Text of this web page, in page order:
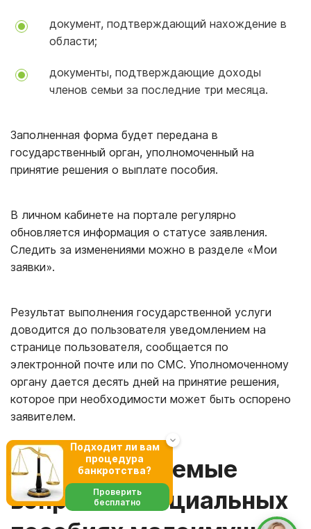
документ, подтверждающий нахождение в
области;
документы, подтверждающие доходы
членов семьи за последние три месяца.
Заполненная форма будет передана в
государственный орган, уполномоченный на
принятие решения о выплате пособия.
В личном кабинете на портале регулярно
обновляется информация о статусе заявления.
Следить за изменениями можно в разделе «Мои
заявки».
Результат выполнения государственной услуги
доводится до пользователя уведомлением на
странице пользователя, сообщается по
электронной почте или по СМС. Уполномоченному
органу дается десять дней на принятие решения,
которое при необходимости может быть оспорено
заявителем.
Часто задаваемые
вопросы о социальных
Подходит ли вам
процедура
банкротства?
Проверить
бесплатно